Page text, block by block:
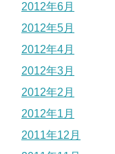
2012年6月
2012年5月
2012年4月
2012年3月
2012年2月
2012年1月
2011年12月